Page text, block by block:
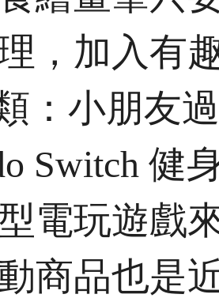
，加入有
：小朋友
Switch 健
電玩遊戲
商品也是